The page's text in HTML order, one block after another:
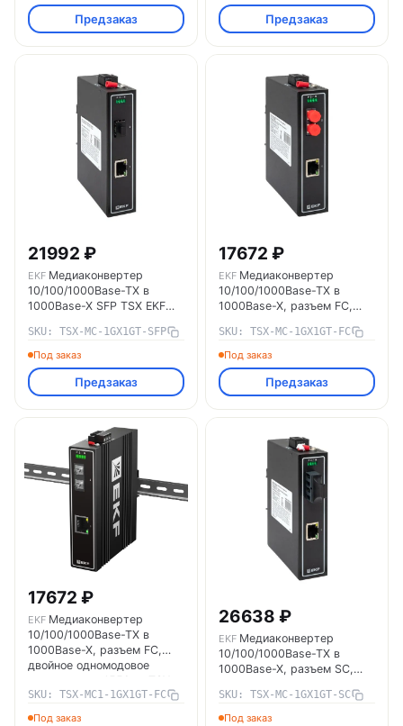
Предзаказ Предзаказ
21992 ₽
EKF Медиаконвертер
10/100/1000Base-TX в
1000Base-X SFP TSX EKF
SKU: TSX-MC-1GX1GT-SFP
Под заказ
Предзаказ
17672 ₽
EKF Медиаконвертер
10/100/1000Base-TX в
1000Base-X, разъем FC,
оптоволокно, 1310нм TSX
EKF TSX-MC-1GX1GT-FC
SKU: TSX-MC-1GX1GT-FC
Под заказ
Предзаказ
17672 ₽
EKF Медиаконвертер
10/100/1000Base-TX в
1000Base-X, разъем FC,
двойное одномодовое
оптоволокно, 1550нм TSX
EKF TSX-MC1-1GX1GT-FC
SKU: TSX-MC1-1GX1GT-FC
Под заказ
26638 ₽
EKF Медиаконвертер
10/100/1000Base-TX в
1000Base-X, разъем SC,
оптоволокно, 1310нм TSX
EKF TSX-MC-1GX1GT-SC
SKU: TSX-MC-1GX1GT-SC
Под заказ